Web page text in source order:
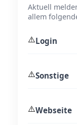
Aktuell
allem
⚠️Login
⚠️Sonstige
⚠️Webseite